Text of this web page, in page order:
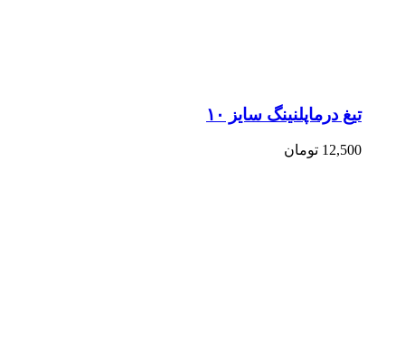
تیغ درماپلنینگ سایز ۱۰
12,500 تومان